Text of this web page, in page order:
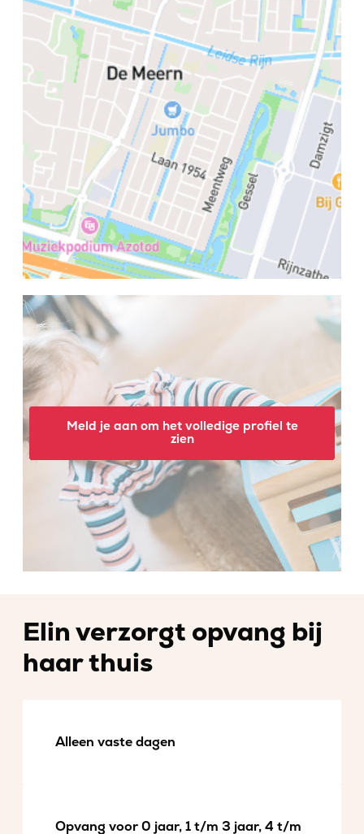
Meld je aan om het volledige profiel te
zien
Elin verzorgt opvang bij
haar thuis
Alleen vaste dagen
Opvang voor 0 jaar, 1 t/m 3 jaar, 4 t/m